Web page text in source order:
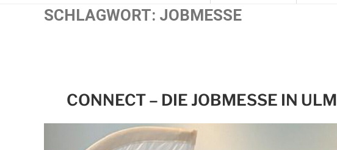
SCHLAGWORT: JOBMESSE
CONNECT – DIE JOBMESSE IN ULM